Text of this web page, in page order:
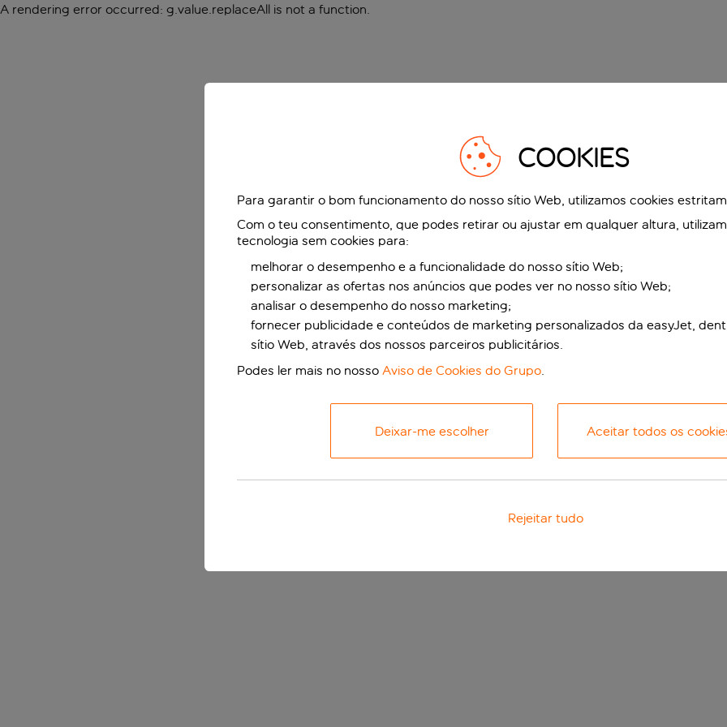
A rendering error occurred: g.value.replaceAll is not a function.
COOKIES
Para garantir o bom funcionamento do nosso sítio Web, utilizamos cookies
Com o teu consentimento, que podes retirar ou ajustar em qualquer altura,
tecnologia sem cookies para:
melhorar o desempenho e a funcionalidade do nosso sítio Web;
personalizar as ofertas nos anúncios que podes ver no nosso sítio Web;
analisar o desempenho do nosso marketing;
fornecer publicidade e conteúdos de marketing personalizados da easyJet,
sítio Web, através dos nossos parceiros publicitários.
Podes ler mais no nosso Aviso de Cookies do Grupo.
Deixar-me escolher Aceitar todos os
Rejeitar tudo